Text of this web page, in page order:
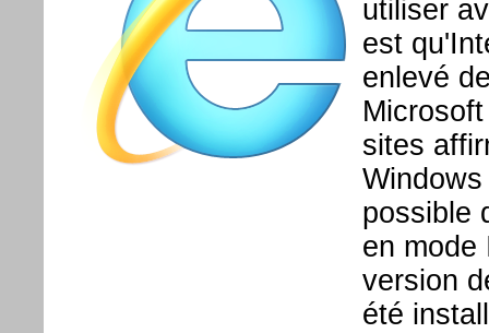
utiliser
est
enlevé
sites
possible
en mode
version
été